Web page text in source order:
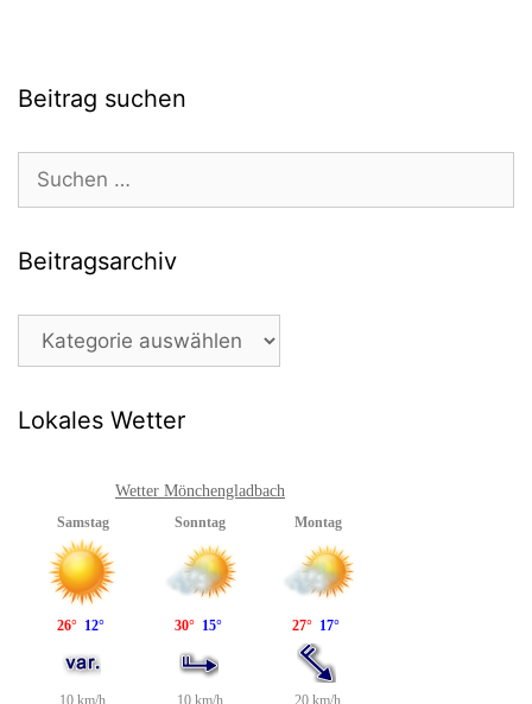
Beitrag suchen
nach:
Beitragsarchiv
Beitragsarchiv
Lokales Wetter
Wetter Mönchengladbach